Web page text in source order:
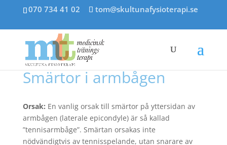
070 734 41 02 tom@skultunafysioterapi.se
Smärtor i armbågen
Orsak: En vanlig orsak till smärtor på yttersidan av
armbågen (laterale epicondyle) är så kallad
”tennisarmbåge”. Smärtan orsakas inte
nödvändigtvis av tennisspelande, utan snarare av